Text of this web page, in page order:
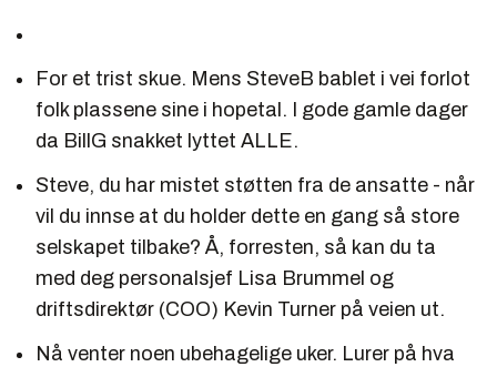
For et trist skue. Mens SteveB bablet i vei forlot
folk plassene sine i hopetal. I gode gamle dager
da BillG snakket lyttet ALLE.
Steve, du har mistet støtten fra de ansatte - når
vil du innse at du holder dette en gang så store
selskapet tilbake? Å, forresten, så kan du ta
med deg personalsjef Lisa Brummel og
driftsdirektør (COO) Kevin Turner på veien ut.
Nå venter noen ubehagelige uker. Lurer på hva